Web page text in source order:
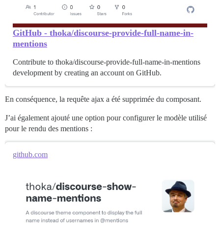
GitHub - thoka/discourse-provide-full-name-in-
mentions
Contribute to thoka/discourse-provide-full-name-in-mentions
development by creating an account on GitHub.
En conséquence, la requête ajax a été supprimée du composant.
J’ai également ajouté une option pour configurer le modèle utilisé
pour le rendu des mentions :
github.com